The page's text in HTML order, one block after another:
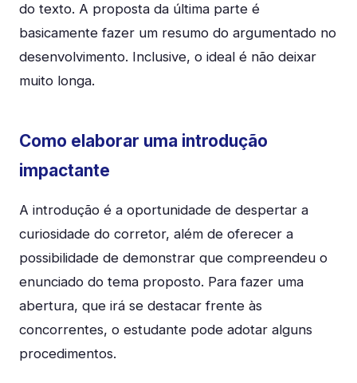
do texto. A proposta da última parte é
basicamente fazer um resumo do argumentado no
desenvolvimento. Inclusive, o ideal é não deixar
muito longa.
Como elaborar uma introdução
impactante
A introdução é a oportunidade de despertar a
curiosidade do corretor, além de oferecer a
possibilidade de demonstrar que compreendeu o
enunciado do tema proposto. Para fazer uma
abertura, que irá se destacar frente às
concorrentes, o estudante pode adotar alguns
procedimentos.